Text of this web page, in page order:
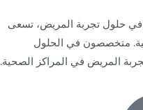
في حلول تجربة المريض، تسعى
متخصصون في الحلول
المريض في المراكز الصحية.